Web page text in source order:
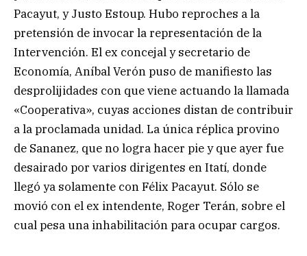
Pacayut, y Justo Estoup. Hubo reproches a la
pretensión de invocar la representación de la
Intervención. El ex concejal y secretario de
Economía, Aníbal Verón puso de manifiesto las
desprolijidades con que viene actuando la llamada
«Cooperativa», cuyas acciones distan de contribuir
a la proclamada unidad. La única réplica provino
de Sananez, que no logra hacer pie y que ayer fue
desairado por varios dirigentes en Itatí, donde
llegó ya solamente con Félix Pacayut. Sólo se
movió con el ex intendente, Roger Terán, sobre el
cual pesa una inhabilitación para ocupar cargos.